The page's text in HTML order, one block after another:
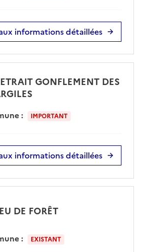
informations détaillées
GONFLEMENT DES
: IMPORTANT
informations détaillées
DE FORÊT
: EXISTANT